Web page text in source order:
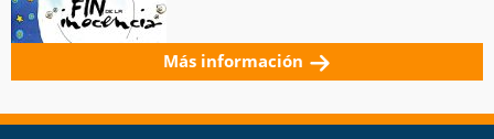
Más información